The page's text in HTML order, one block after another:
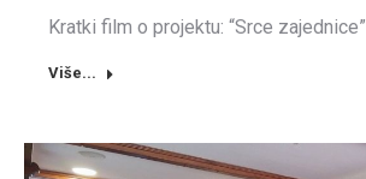
Kratki film o projektu: “Srce zajednice”
Više...